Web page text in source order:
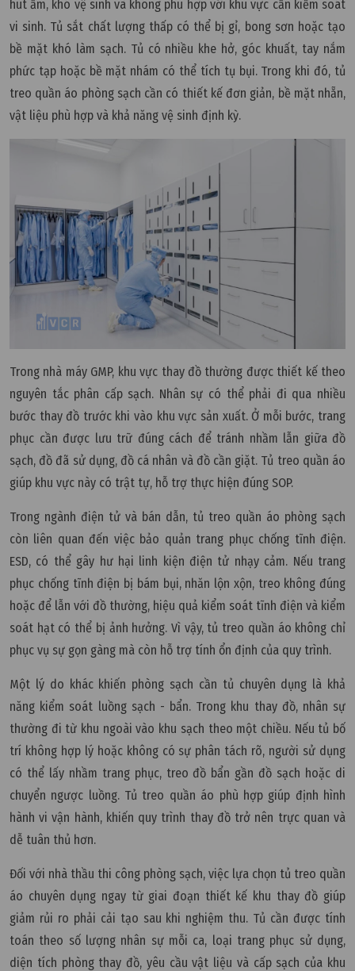
hút ẩm, khó vệ sinh và không phù hợp với khu vực cần kiểm soát
vi sinh. Tủ sắt chất lượng thấp có thể bị gỉ, bong sơn hoặc tạo
bề mặt khó làm sạch. Tủ có nhiều khe hở, góc khuất, tay nắm
phức tạp hoặc bề mặt nhám có thể tích tụ bụi. Trong khi đó, tủ
treo quần áo phòng sạch cần có thiết kế đơn giản, bề mặt nhẵn,
vật liệu phù hợp và khả năng vệ sinh định kỳ.
Trong nhà máy GMP, khu vực thay đồ thường được thiết kế theo
nguyên tắc phân cấp sạch. Nhân sự có thể phải đi qua nhiều
bước thay đồ trước khi vào khu vực sản xuất. Ở mỗi bước, trang
phục cần được lưu trữ đúng cách để tránh nhầm lẫn giữa đồ
sạch, đồ đã sử dụng, đồ cá nhân và đồ cần giặt. Tủ treo quần áo
giúp khu vực này có trật tự, hỗ trợ thực hiện đúng SOP.
Trong ngành điện tử và bán dẫn, tủ treo quần áo phòng sạch
còn liên quan đến việc bảo quản trang phục chống tĩnh điện.
ESD, có thể gây hư hại linh kiện điện tử nhạy cảm. Nếu trang
phục chống tĩnh điện bị bám bụi, nhăn lộn xộn, treo không đúng
hoặc để lẫn với đồ thường, hiệu quả kiểm soát tĩnh điện và kiểm
soát hạt có thể bị ảnh hưởng. Vì vậy, tủ treo quần áo không chỉ
phục vụ sự gọn gàng mà còn hỗ trợ tính ổn định của quy trình.
Một lý do khác khiến phòng sạch cần tủ chuyên dụng là khả
năng kiểm soát luồng sạch - bẩn. Trong khu thay đồ, nhân sự
thường đi từ khu ngoài vào khu sạch theo một chiều. Nếu tủ bố
trí không hợp lý hoặc không có sự phân tách rõ, người sử dụng
có thể lấy nhầm trang phục, treo đồ bẩn gần đồ sạch hoặc di
chuyển ngược luồng. Tủ treo quần áo phù hợp giúp định hình
hành vi vận hành, khiến quy trình thay đồ trở nên trực quan và
dễ tuân thủ hơn.
Đối với nhà thầu thi công phòng sạch, việc lựa chọn tủ treo quần
áo chuyên dụng ngay từ giai đoạn thiết kế khu thay đồ giúp
giảm rủi ro phải cải tạo sau khi nghiệm thu. Tủ cần được tính
toán theo số lượng nhân sự mỗi ca, loại trang phục sử dụng,
diện tích phòng thay đồ, yêu cầu vật liệu và cấp sạch của khu